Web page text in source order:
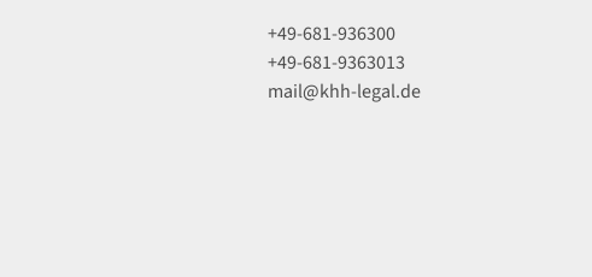
+49-681-936300
+49-681-9363013
mail@khh-legal.de